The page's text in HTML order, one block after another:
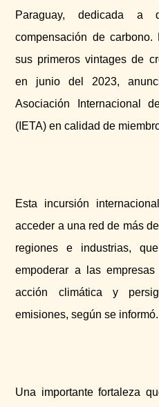
Paraguay, dedicada a
compensación de
sus primeros vintages de
en junio del 2023,
Asociación Internacional
(IETA) en calidad de
Esta incursión
acceder a una red de más
regiones e industrias,
empoderar a las
acción climática y
emisiones, según se informó.
Una importante fortaleza